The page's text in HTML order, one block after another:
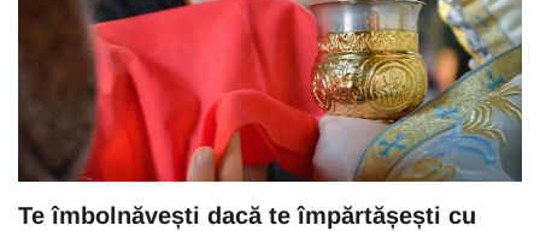
Te îmbolnăvești dacă te împărtășești cu